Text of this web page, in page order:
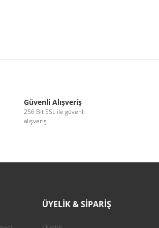
Güvenli Alışveriş
256 Bit SSL ile güvenli
alışveriş
ÜYELİK & SİPARİŞ